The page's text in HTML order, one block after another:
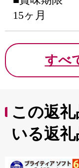
15ヶ月
すべ
この返
いる返礼